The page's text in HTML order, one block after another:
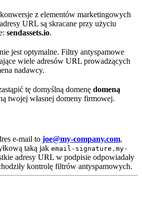
z elementów marketingowych
URL są skracane przy użyciu
sendassets.io.
jest optymalne. Filtry antyspamowe
wiele adresów URL prowadzących
nadawcy.
tę domyślną domenę domeną
twojej własnej domeny firmowej.
e-mail to joe@my-company.com,
taką jak email-signature.my-
adresy URL w podpisie odpowiadały
kontrolę filtrów antyspamowych.